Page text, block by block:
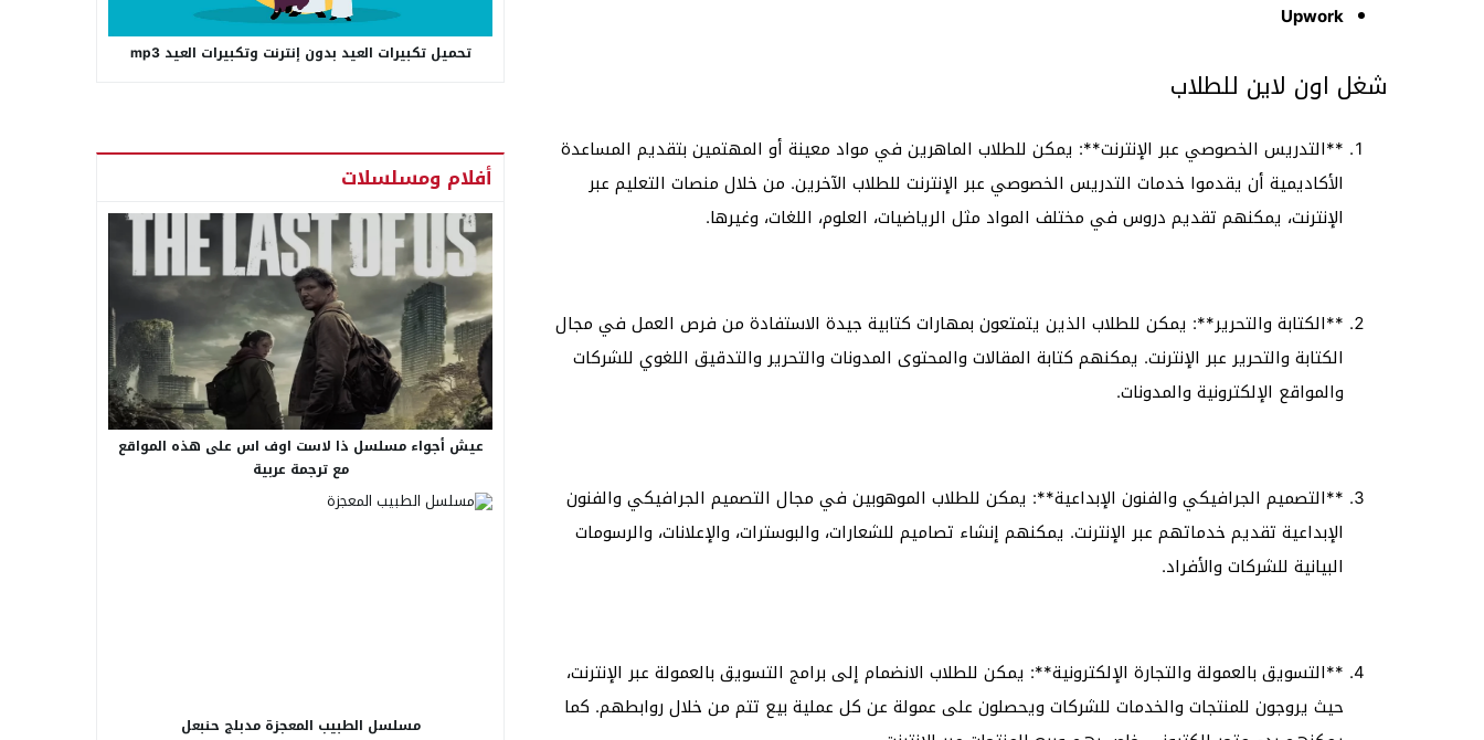
Upwork
شغل اون لاين للطلاب
**التدريس الخصوصي عبر الإنترنت**: يمكن للطلاب الماهرين في مواد معينة أو المهتمين بتقديم المساعدة
الأكاديمية أن يقدموا خدمات التدريس الخصوصي عبر الإنترنت للطلاب الآخرين. من خلال منصات التعليم عبر
الإنترنت، يمكنهم تقديم دروس في مختلف المواد مثل الرياضيات، العلوم، اللغات، وغيرها.
**الكتابة والتحرير**: يمكن للطلاب الذين يتمتعون بمهارات كتابية جيدة الاستفادة من فرص العمل في مجال
الكتابة والتحرير عبر الإنترنت. يمكنهم كتابة المقالات والمحتوى المدونات والتحرير والتدقيق اللغوي للشركات
والمواقع الإلكترونية والمدونات.
**التصميم الجرافيكي والفنون الإبداعية**: يمكن للطلاب الموهوبين في مجال التصميم الجرافيكي والفنون
الإبداعية تقديم خدماتهم عبر الإنترنت. يمكنهم إنشاء تصاميم للشعارات، والبوسترات، والإعلانات، والرسومات
البيانية للشركات والأفراد.
**التسويق بالعمولة والتجارة الإلكترونية**: يمكن للطلاب الانضمام إلى برامج التسويق بالعمولة عبر الإنترنت،
حيث يروجون للمنتجات والخدمات للشركات ويحصلون على عمولة عن كل عملية بيع تتم من خلال روابطهم. كما
تحميل تكبيرات العيد بدون إنترنت وتكبيرات العيد mp3
أفلام ومسلسلات
عيش أجواء مسلسل ذا لاست اوف اس على هذه المواقع
مع ترجمة عربية
مسلسل الطبيب المعجزة مدبلج حنبعل